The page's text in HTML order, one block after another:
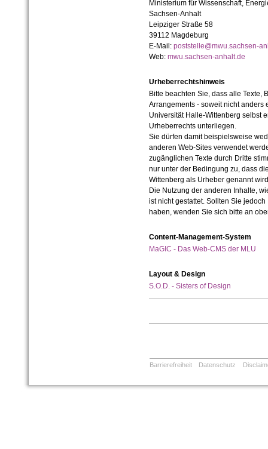
Ministerium für Wissenschaft,
Sachsen-Anhalt
Leipziger Straße 58
39112 Magdeburg
E-Mail: poststelle@mwu.sachsen-
Web: mwu.sachsen-anhalt.de
Urheberrechtshinweis
Bitte beachten Sie, dass alle Texte,
Arrangements - soweit nicht anders
Universität Halle-Wittenberg selbst
Urheberrechts unterliegen.
Sie dürfen damit beispielsweise
anderen Web-Sites verwendet
zugänglichen Texte durch Dritte
nur unter der Bedingung zu, dass
Wittenberg als Urheber genannt
Die Nutzung der anderen Inhalte,
ist nicht gestattet. Sollten Sie
haben, wenden Sie sich bitte an
Content-Management-System
MaGIC - Das Web-CMS der MLU
Layout & Design
S.O.D. - Sisters of Design
Barrierefreiheit Datenschutz